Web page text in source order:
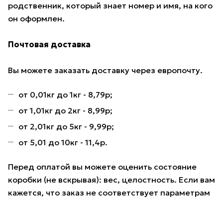
родственник, который знает номер и имя, на кого
он оформлен.
Почтовая доставка
Вы можете заказать доставку через европочту.
от 0,01кг до 1кг - 8,79р;
от 1,01кг до 2кг - 8,99р;
от 2,01кг до 5кг - 9,99р;
от 5,01 до 10кг - 11,4р.
Перед оплатой вы можете оценить состояние
коробки (не вскрывая): вес, целостность. Если вам
кажется, что заказ не соответствует параметрам